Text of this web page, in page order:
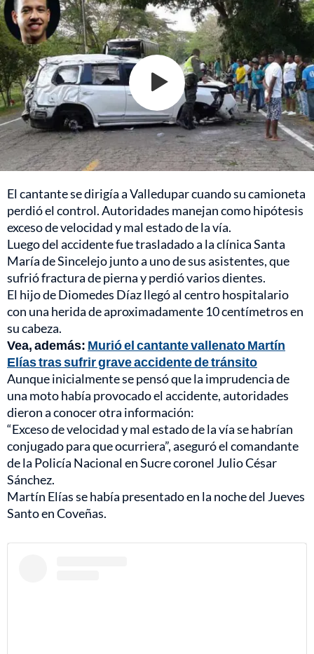
El cantante se dirigía a Valledupar cuando su camioneta
perdió el control. Autoridades manejan como hipótesis
exceso de velocidad y mal estado de la vía.
Luego del accidente fue trasladado a la clínica Santa
María de Sincelejo junto a uno de sus asistentes, que
sufrió fractura de pierna y perdió varios dientes.
El hijo de Diomedes Díaz llegó al centro hospitalario
con una herida de aproximadamente 10 centímetros en
su cabeza.
Vea, además: Murió el cantante vallenato Martín
Elías tras sufrir grave accidente de tránsito
Aunque inicialmente se pensó que la imprudencia de
una moto había provocado el accidente, autoridades
dieron a conocer otra información:
“Exceso de velocidad y mal estado de la vía se habrían
conjugado para que ocurriera”, aseguró el comandante
de la Policía Nacional en Sucre coronel Julio César
Sánchez.
Martín Elías se había presentado en la noche del Jueves
Santo en Coveñas.